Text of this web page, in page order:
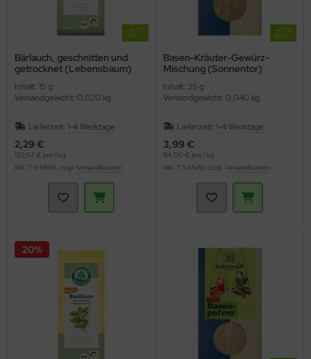
Bärlauch, geschnitten und
getrocknet (Lebensbaum)
Inhalt: 15 g
Versandgewicht: 0,020 kg
Lieferzeit: 1-4 Werktage
2,29 €
152,67 € pro 1 kg
inkl. 7 % MwSt. zzgl. Versandkosten
Basen-Kräuter-Gewürz-
Mischung (Sonnentor)
Inhalt: 35 g
Versandgewicht: 0,040 kg
Lieferzeit: 1-4 Werktage
3,99 €
114,00 € pro 1 kg
inkl. 7 % MwSt. zzgl. Versandkosten
20%